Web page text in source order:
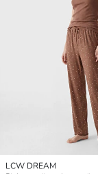
LCW DREAM